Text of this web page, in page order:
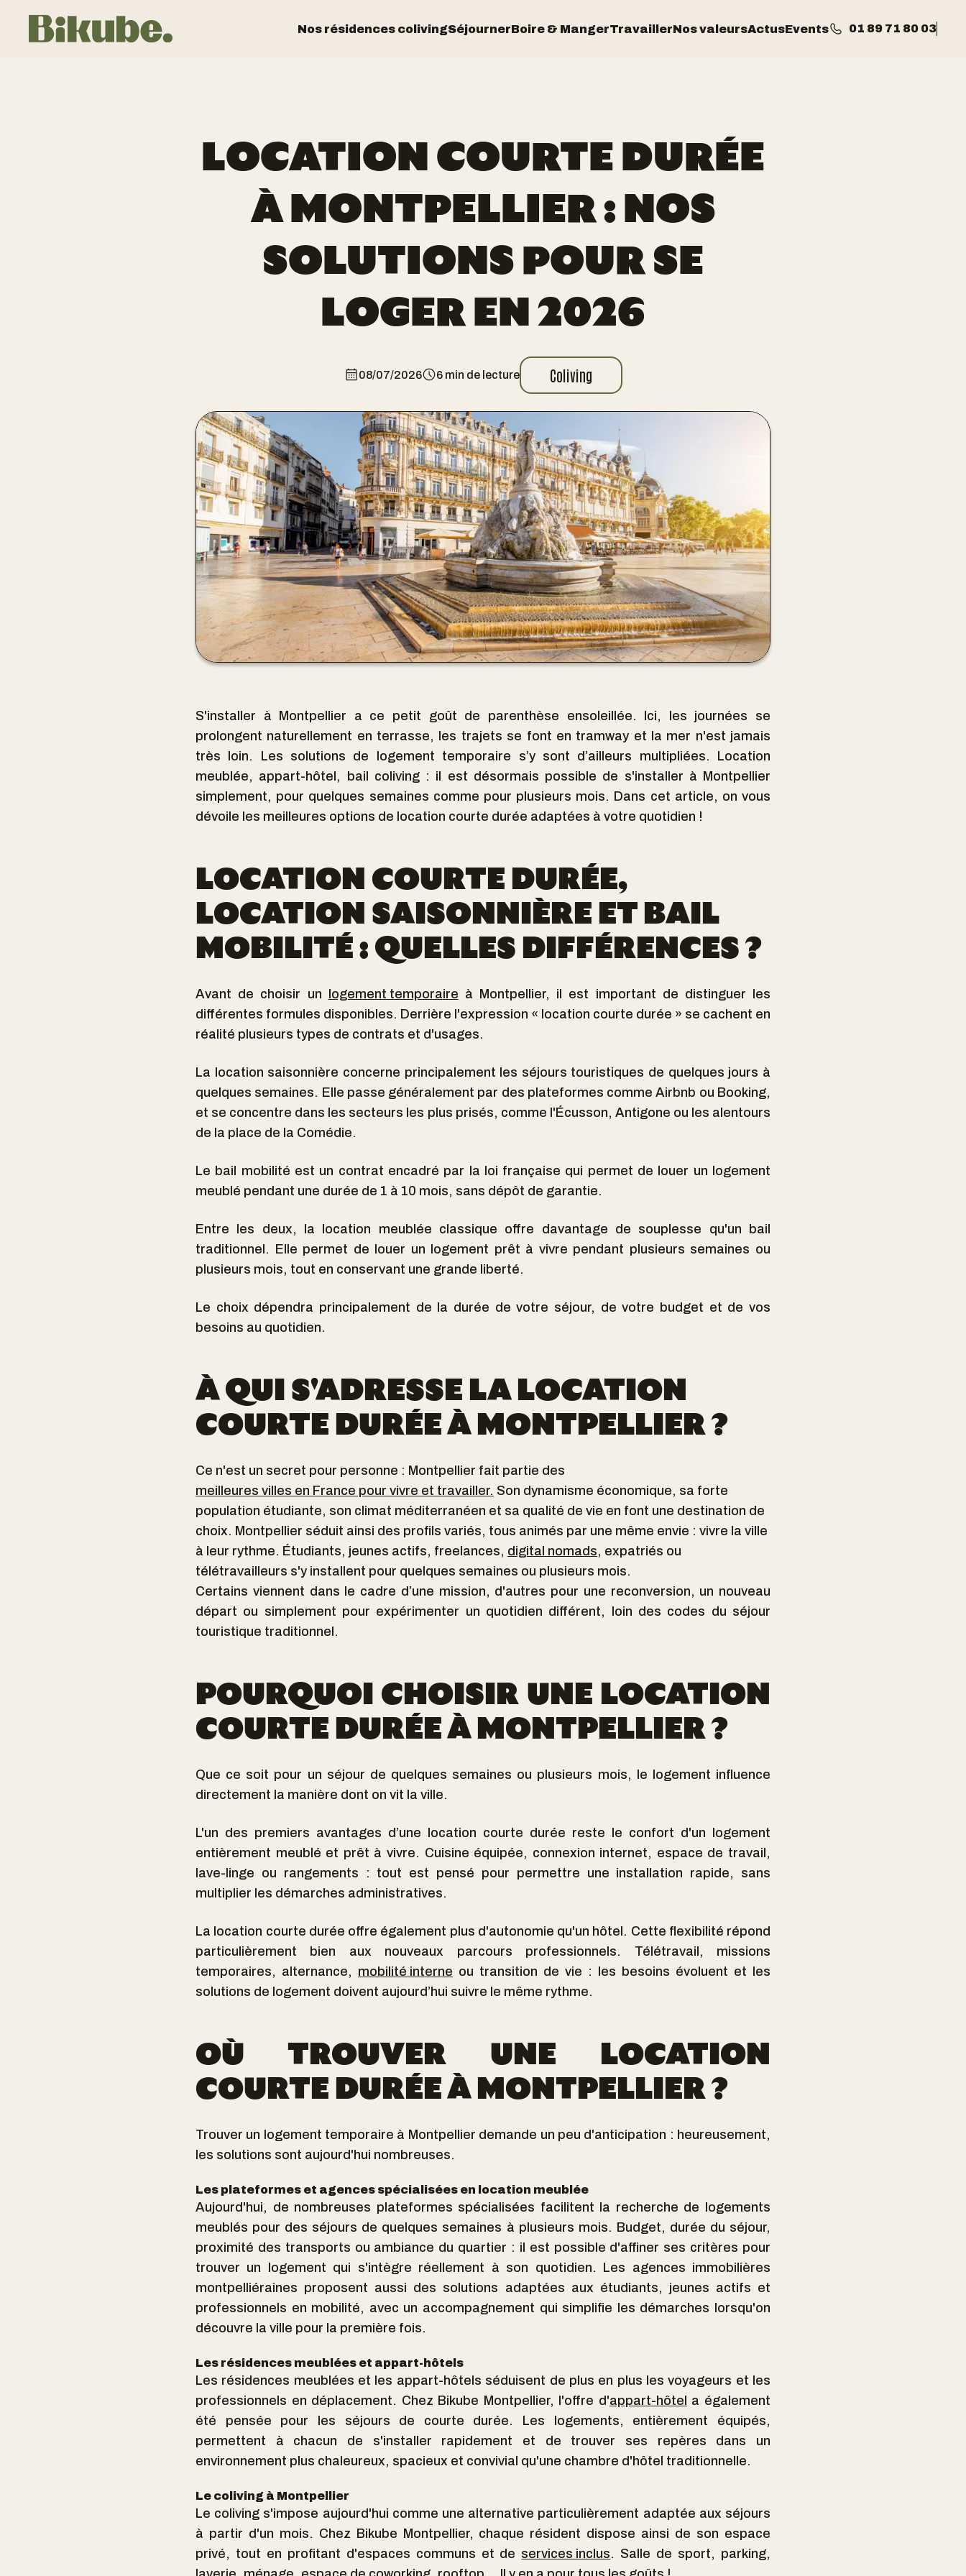
Nos résidences colivingSéjournerBoire & MangerTravaillerNos valeursActusEvents 01 89 71 80 03
LOCATION COURTE DURÉE
À MONTPELLIER : NOS
SOLUTIONS POUR SE
LOGER EN 2026
08/07/2026 6min de lecture Coliving
S'installer à Montpellier a ce petit goût de parenthèse ensoleillée. Ici, les journées se
prolongent naturellement en terrasse, les trajets se font en tramway et la mer n'est jamais
très loin. Les solutions de logement temporaire s’y sont d’ailleurs multipliées. Location
meublée, appart-hôtel, bail coliving : il est désormais possible de s'installer à Montpellier
simplement, pour quelques semaines comme pour plusieurs mois. Dans cet article, on vous
dévoile les meilleures options de location courte durée adaptées à votre quotidien !
LOCATION COURTE DURÉE,
LOCATION SAISONNIÈRE ET BAIL
MOBILITÉ : QUELLES DIFFÉRENCES ?
Avant de choisir un logement temporaire à Montpellier, il est important de distinguer les
différentes formules disponibles. Derrière l'expression « location courte durée » se cachent en
réalité plusieurs types de contrats et d'usages.
La location saisonnière concerne principalement les séjours touristiques de quelques jours à
quelques semaines. Elle passe généralement par des plateformes comme Airbnb ou Booking,
et se concentre dans les secteurs les plus prisés, comme l'Écusson, Antigone ou les alentours
de la place de la Comédie.
Le bail mobilité est un contrat encadré par la loi française qui permet de louer un logement
meublé pendant une durée de 1 à 10 mois, sans dépôt de garantie.
Entre les deux, la location meublée classique offre davantage de souplesse qu'un bail
traditionnel. Elle permet de louer un logement prêt à vivre pendant plusieurs semaines ou
plusieurs mois, tout en conservant une grande liberté.
Le choix dépendra principalement de la durée de votre séjour, de votre budget et de vos
besoins au quotidien.
À QUI S'ADRESSE LA LOCATION
COURTE DURÉE À MONTPELLIER ?
Ce n'est un secret pour personne : Montpellier fait partie des
meilleures villes en France pour vivre et travailler. Son dynamisme économique, sa forte
population étudiante, son climat méditerranéen et sa qualité de vie en font une destination de
choix. Montpellier séduit ainsi des profils variés, tous animés par une même envie : vivre la ville
à leur rythme. Étudiants, jeunes actifs, freelances, digital nomads, expatriés ou
télétravailleurs s'y installent pour quelques semaines ou plusieurs mois.
Certains viennent dans le cadre d’une mission, d'autres pour une reconversion, un nouveau
départ ou simplement pour expérimenter un quotidien différent, loin des codes du séjour
touristique traditionnel.
POURQUOI CHOISIR UNE LOCATION
COURTE DURÉE À MONTPELLIER ?
Que ce soit pour un séjour de quelques semaines ou plusieurs mois, le logement influence
directement la manière dont on vit la ville.
L'un des premiers avantages d’une location courte durée reste le confort d'un logement
entièrement meublé et prêt à vivre. Cuisine équipée, connexion internet, espace de travail,
lave-linge ou rangements : tout est pensé pour permettre une installation rapide, sans
multiplier les démarches administratives.
La location courte durée offre également plus d'autonomie qu'un hôtel. Cette flexibilité répond
particulièrement bien aux nouveaux parcours professionnels. Télétravail, missions
temporaires, alternance, mobilité interne ou transition de vie : les besoins évoluent et les
solutions de logement doivent aujourd’hui suivre le même rythme.
OÙ TROUVER UNE LOCATION
COURTE DURÉE À MONTPELLIER ?
Trouver un logement temporaire à Montpellier demande un peu d'anticipation : heureusement,
les solutions sont aujourd'hui nombreuses.
Les plateformes et agences spécialisées en location meublée
Aujourd'hui, de nombreuses plateformes spécialisées facilitent la recherche de logements
meublés pour des séjours de quelques semaines à plusieurs mois. Budget, durée du séjour,
proximité des transports ou ambiance du quartier : il est possible d'affiner ses critères pour
trouver un logement qui s'intègre réellement à son quotidien. Les agences immobilières
montpelliéraines proposent aussi des solutions adaptées aux étudiants, jeunes actifs et
professionnels en mobilité, avec un accompagnement qui simplifie les démarches lorsqu'on
découvre la ville pour la première fois.
Les résidences meublées et appart-hôtels
Les résidences meublées et les appart-hôtels séduisent de plus en plus les voyageurs et les
professionnels en déplacement. Chez Bikube Montpellier, l'offre d'appart-hôtel a également
été pensée pour les séjours de courte durée. Les logements, entièrement équipés,
permettent à chacun de s'installer rapidement et de trouver ses repères dans un
environnement plus chaleureux, spacieux et convivial qu'une chambre d'hôtel traditionnelle.
Le coliving à Montpellier
Le coliving s'impose aujourd'hui comme une alternative particulièrement adaptée aux séjours
à partir d'un mois. Chez Bikube Montpellier, chaque résident dispose ainsi de son espace
privé, tout en profitant d'espaces communs et de services inclus. Salle de sport, parking,